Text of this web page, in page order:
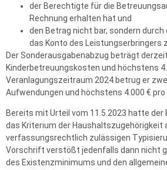
der Berechtigte für die
Rechnung erhalten hat und
den Betrag nicht bar, sondern
das Konto des Leistungserbringers
Der Sonderausgabenabzug beträgt
Kinderbetreuungskosten und höchstens
Veranlagungszeitraum 2024 betrug er
Aufwendungen und höchstens 4.000 € pro
Bereits mit Urteil vom 11.5.2023 hatte der
das Kriterium der Haushaltszugehörigkeit
verfassungsrechtlich zulässigen
Vorschrift verstößt jedenfalls dann nicht
des Existenzminimums und den